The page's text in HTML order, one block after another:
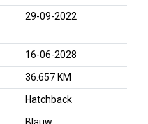
29-09-2022
16-06-2028
36.657 KM
Hatchback